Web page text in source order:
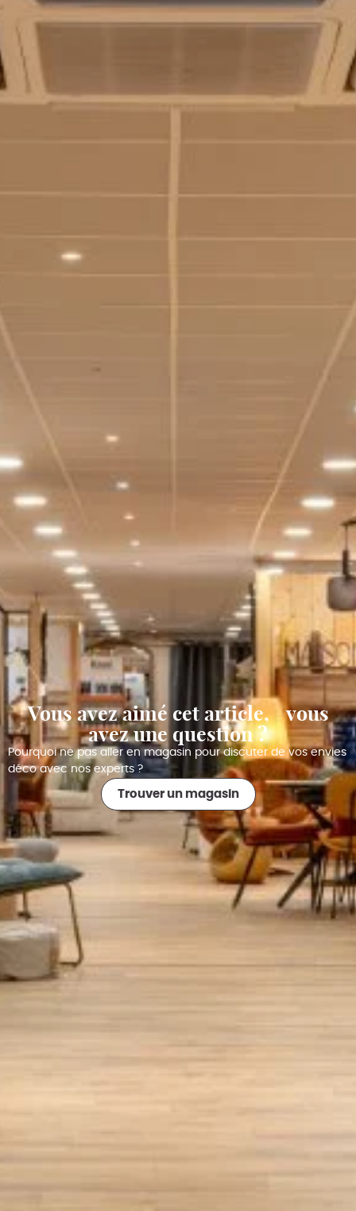
Vous avez aimé cet article, vous
avez une question ?
Pourquoi ne pas aller en magasin pour discuter de vos envies
déco avec nos experts ?
Trouver un magasin